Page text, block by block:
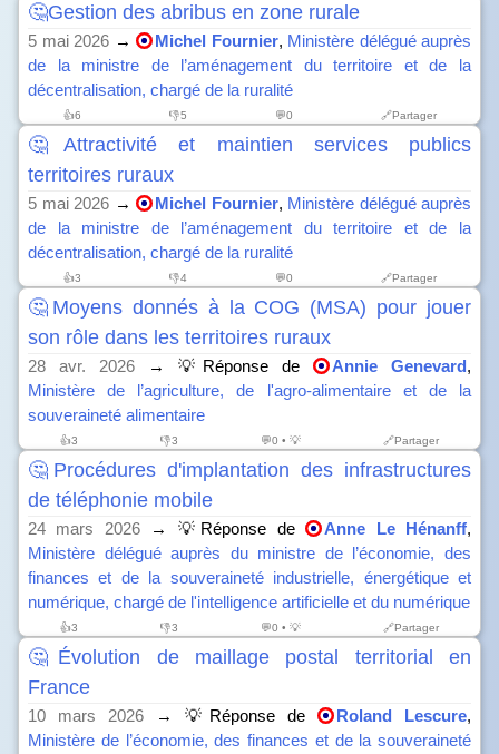
🤔Gestion des abribus en zone rurale
5 mai 2026 → Michel Fournier, Ministère délégué auprès
de la ministre de l’aménagement du territoire et de la
décentralisation, chargé de la ruralité
👍6 👎5 💬0 🔗Partager
🤔Attractivité et maintien services publics
territoires ruraux
5 mai 2026 → Michel Fournier, Ministère délégué auprès
de la ministre de l’aménagement du territoire et de la
décentralisation, chargé de la ruralité
👍3 👎4 💬0 🔗Partager
🤔Moyens donnés à la COG (MSA) pour jouer
son rôle dans les territoires ruraux
28 avr. 2026→ 💡Réponse de Annie Genevard,
Ministère de l’agriculture, de l'agro-alimentaire et de la
souveraineté alimentaire
👍3 👎3 💬0 • 💡 🔗Partager
🤔Procédures d'implantation des infrastructures
de téléphonie mobile
24 mars 2026→ 💡Réponse de Anne Le Hénanff,
Ministère délégué auprès du ministre de l’économie, des
finances et de la souveraineté industrielle, énergétique et
numérique, chargé de l'intelligence artificielle et du numérique
👍3 👎3 💬0 • 💡 🔗Partager
🤔Évolution de maillage postal territorial en
France
10 mars 2026 → 💡Réponse de Roland Lescure,
Ministère de l’économie, des finances et de la souveraineté